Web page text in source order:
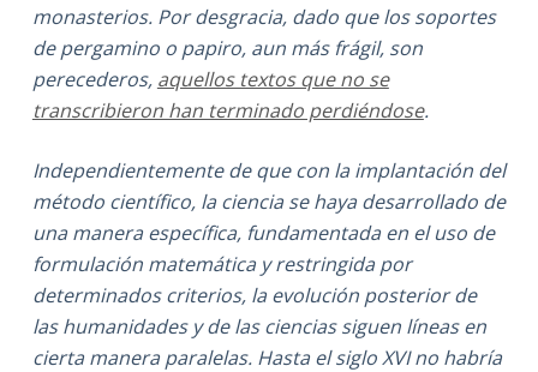
monasterios. Por desgracia, dado que los soportes
de pergamino o papiro, aun más frágil, son
perecederos, aquellos textos que no se
transcribieron han terminado perdiéndose.
Independientemente de que con la implantación del
método científico, la ciencia se haya desarrollado de
una manera específica, fundamentada en el uso de
formulación matemática y restringida por
determinados criterios, la evolución posterior de
las humanidades y de las ciencias siguen líneas en
cierta manera paralelas. Hasta el siglo XVI no habría